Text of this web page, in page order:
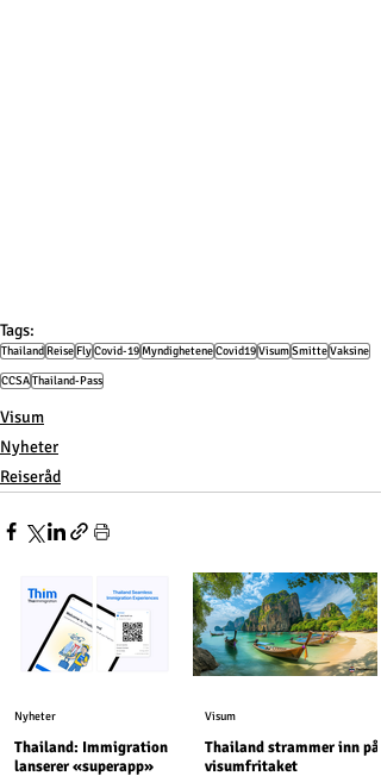
Tags:
Thailand Reise FlyCovid-19MyndigheteneCovid19VisumSmitteVaksine
CCSAThailand-Pass
Visum
Nyheter
Reiseråd
Thailand: Immigration
lanserer «superapp»
Nyheter
Thailand strammer inn på
visumfritaket
Visum